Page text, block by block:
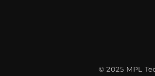
© 2025 MPL